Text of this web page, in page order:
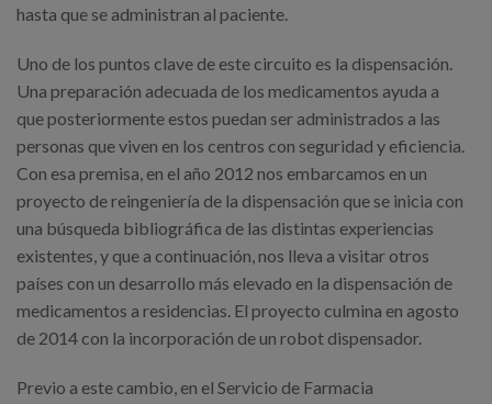
hasta que se administran al paciente.
Uno de los puntos clave de este circuito es la dispensación.
Una preparación adecuada de los medicamentos ayuda a
que posteriormente estos puedan ser administrados a las
personas que viven en los centros con seguridad y eficiencia.
Con esa premisa, en el año 2012 nos embarcamos en un
proyecto de reingeniería de la dispensación que se inicia con
una búsqueda bibliográfica de las distintas experiencias
existentes, y que a continuación, nos lleva a visitar otros
países con un desarrollo más elevado en la dispensación de
medicamentos a residencias. El proyecto culmina en agosto
de 2014 con la incorporación de un robot dispensador.
Previo a este cambio, en el Servicio de Farmacia